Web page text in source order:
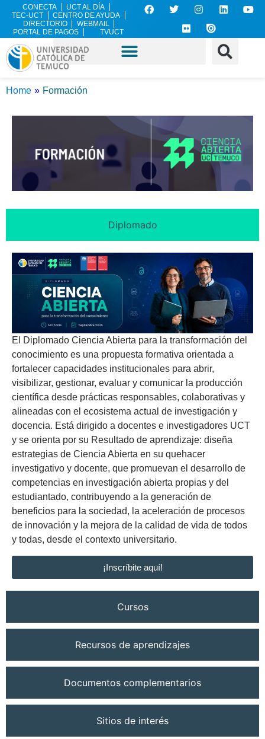
CONECTA
UCT AL DÍA
TEC-UCT
CENTRO DE AYUDA
DIRECTORIO
WEBMAIL
PORTAL DE PAGOS
TVUCT
Home » Formación
Formación
Diplomado
Cursos
Recursos de aprendizajes
Documentos complementarios
Sitios de interés
El Diplomado Ciencia Abierta para la transformación del
conocimiento es una propuesta formativa orientada a
fortalecer capacidades institucionales para abrir,
visibilizar, gestionar, evaluar y comunicar la producción
científica desde prácticas responsables, colaborativas y
alineadas con el ecosistema actual de investigación y
docencia. Está dirigido a docentes e investigadores UCT
y se orienta por su Resultado de aprendizaje: diseña
estrategias de Ciencia Abierta en su quehacer
investigativo y docente, que promuevan el desarrollo de
competencias en investigación abierta propias y del
estudiantado, contribuyendo a la generación de
beneficios para la sociedad, la aceleración de procesos
de innovación y la mejora de la calidad de vida de todos
y todas, desde el contexto universitario.
¡Inscríbite aquí!